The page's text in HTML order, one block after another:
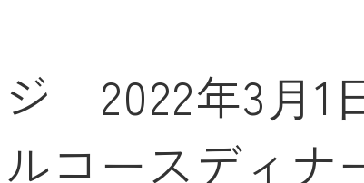
2022年3⽉1
ルコースディナ